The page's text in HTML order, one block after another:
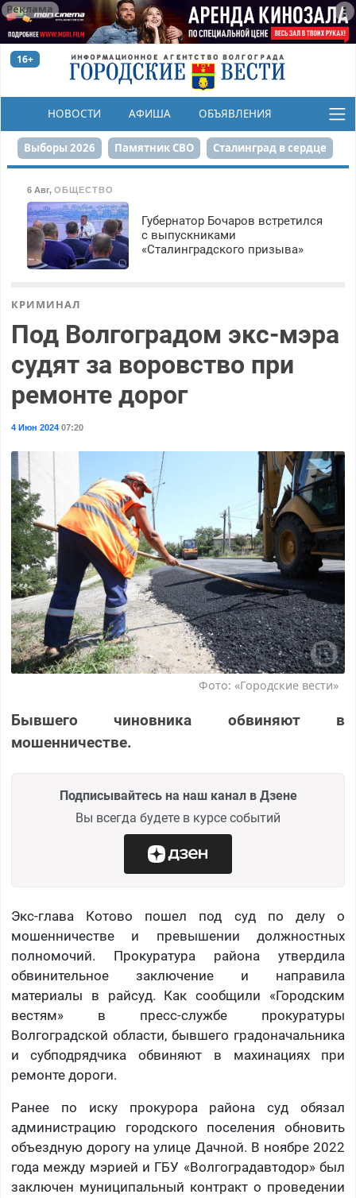
Реклама
16+
НОВОСТИ АФИША ОБЪЯВЛЕНИЯ
КОНКУРСЫ
Выборы 2026 Памятник СВО Сталинград в сердце
Реконструкция ЦПКиО На службе городу
80-летие Победы Парк Героев-летчиков
6 Авг, ОБЩЕСТВО
Губернатор Бочаров встретился
с выпускниками
«Сталинградского призыва»
КРИМИНАЛ
Под Волгоградом экс-мэра
судят за воровство при
ремонте дорог
4 Июн 202407:20
Фото: «Городские вести»
Бывшего чиновника обвиняют в
мошенничестве.
Подписывайтесь на наш канал в Дзене
Вы всегда будете в курсе событий
Экс-глава Котово пошел под суд по делу о
мошенничестве и превышении должностных
полномочий. Прокуратура района утвердила
обвинительное заключение и направила
материалы в райсуд. Как сообщили «Городским
вестям» в пресс-службе прокуратуры
Волгоградской области, бывшего градоначальника
и субподрядчика обвиняют в махинациях при
ремонте дороги.
Ранее по иску прокурора района суд обязал
администрацию городского поселения обновить
объездную дорогу на улице Дачной. В ноябре 2022
года между мэрией и ГБУ «Волгоградавтодор» был
заключен муниципальный контракт о проведении